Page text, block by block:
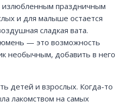
излюбленным праздничным
и для малыше остается
сладкая вата.
— это возможность
необычным, добавить в него
детей и взрослых. Когда-то
лакомством на самых